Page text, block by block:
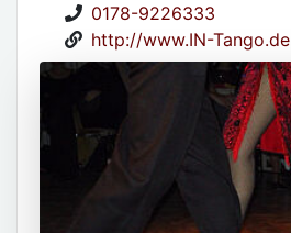
0178-9226333
http://www.IN-Tango.de